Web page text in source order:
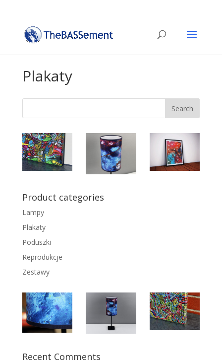
Plakaty
Product categories
Lampy
Plakaty
Poduszki
Reprodukcje
Zestawy
Recent Comments